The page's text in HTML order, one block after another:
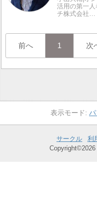
活用の第一
チ株式会社…
前へ 1 次
サークル 利